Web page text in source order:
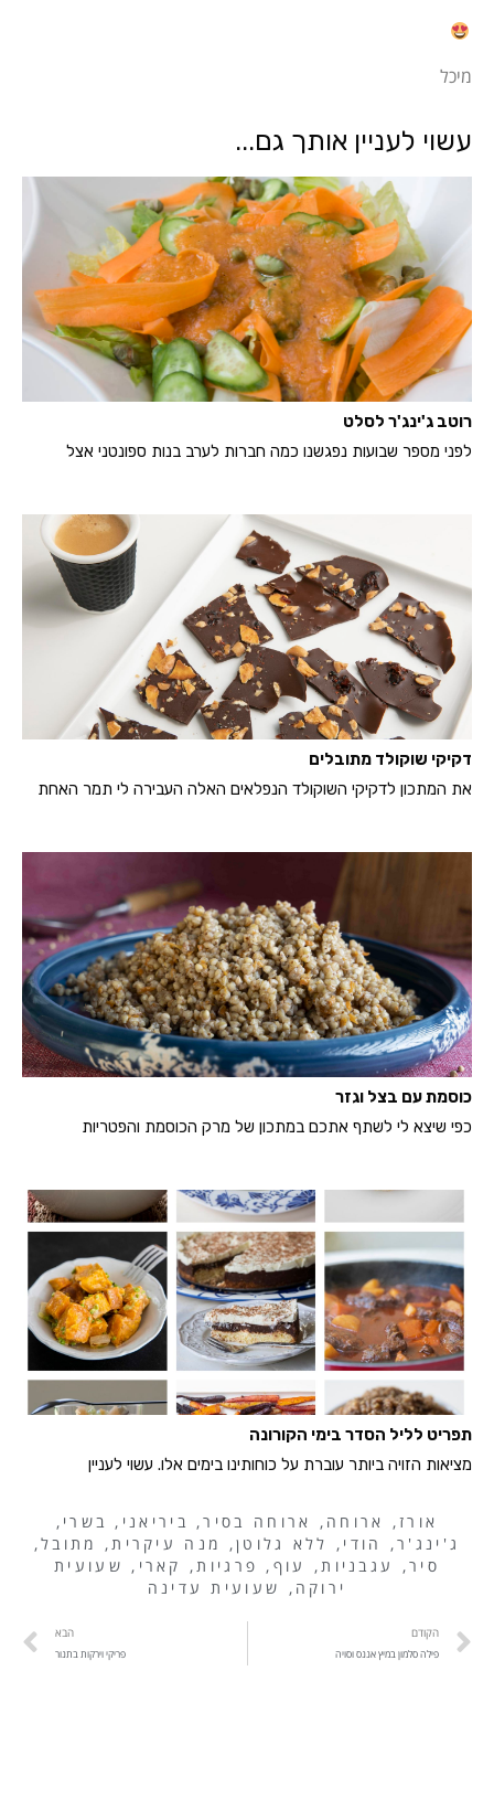
מיכל
עשוי לעניין אותך גם...
רוטב ג'ינג'ר לסלט
לפני מספר שבועות נפגשנו כמה חברות לערב בנות ספונטני אצל
דקיקי שוקולד מתובלים
את המתכון לדקיקי השוקולד הנפלאים האלה העבירה לי תמר האחת
כוסמת עם בצל וגזר
כפי שיצא לי לשתף אתכם במתכון של מרק הכוסמת והפטריות
תפריט לליל הסדר בימי הקורונה
מציאות הזויה ביותר עוברת על כוחותינו בימים אלו. עשוי לעניין
אורז, ארוחה , ארוחה בסיר, ביריאני , בשרי ,
ג'ינג'ר, הודי , ללא גלוטן, מנה עיקרית , מתובל,
סיר, עגבניות , עוף , פרגיות , קארי , שעועית
ירוקה , שעועית עדינה
הקודם
פילה סלמון במיץ אננס וסויה
הבא
פריקי וירקות בתנור